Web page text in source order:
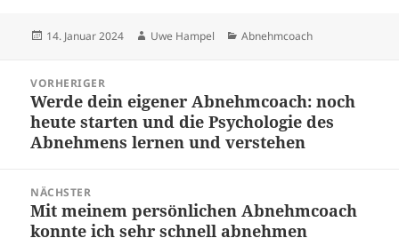
Veröffentlicht
14. Januar 2024 Autor
Uwe Hampel Kategorien
Abnehmcoach
VORHERIGER
Vorheriger
Beitrag:
Werde dein eigener Abnehmcoach: noch
heute starten und die Psychologie des
Abnehmens lernen und verstehen
NÄCHSTER
Nächster
Beitrag:
Mit meinem persönlichen Abnehmcoach
konnte ich sehr schnell abnehmen